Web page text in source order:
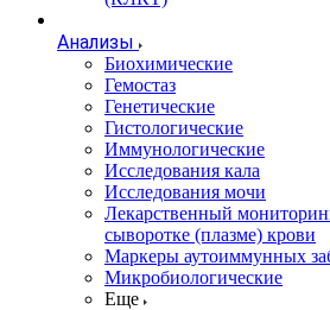
Анализы
Биохимические
Гемостаз
Генетические
Гистологические
Иммунологические
Исследования кала
Исследования мочи
Лекарственный
сыворотке (плазме) крови
Маркеры аутоиммунных
Микробиологические
Еще